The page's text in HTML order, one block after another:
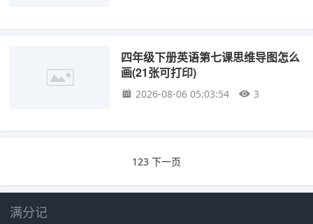
四年级下册英语第七课思维导图怎么
画(21张可打印)
2026-08-06 05:03:54 3
123 下一页
满分记